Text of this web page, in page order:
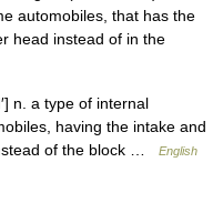
automobiles, that has the
head instead of in the
n. a type of internal
having the intake and
of the block …
English